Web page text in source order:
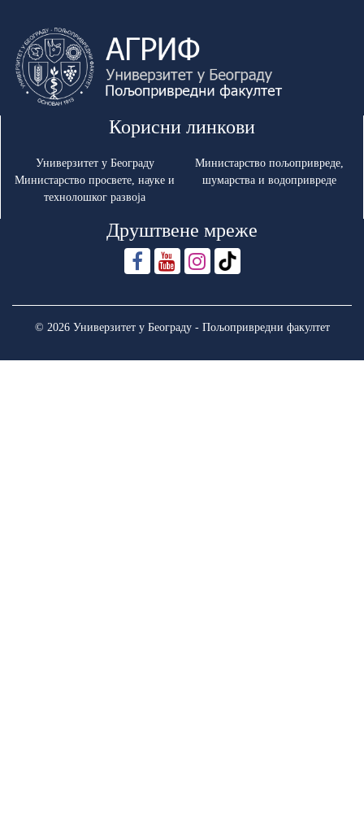
Корисни линкови
Универзитет у Београду
Министарство просвете, науке и
технолошког развоја
Министарство пољопривреде,
шумарства и водопривреде
Друштвене мреже
© 2026 Универзитет у Београду - Пољопривредни факултет